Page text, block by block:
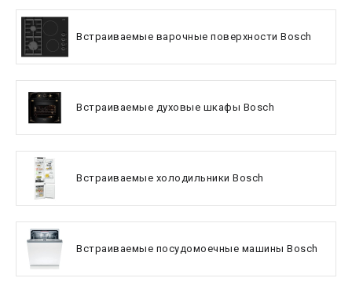
Встраиваемые варочные поверхности Bosch
Встраиваемые духовые шкафы Bosch
Встраиваемые холодильники Bosch
Встраиваемые посудомоечные машины Bosch